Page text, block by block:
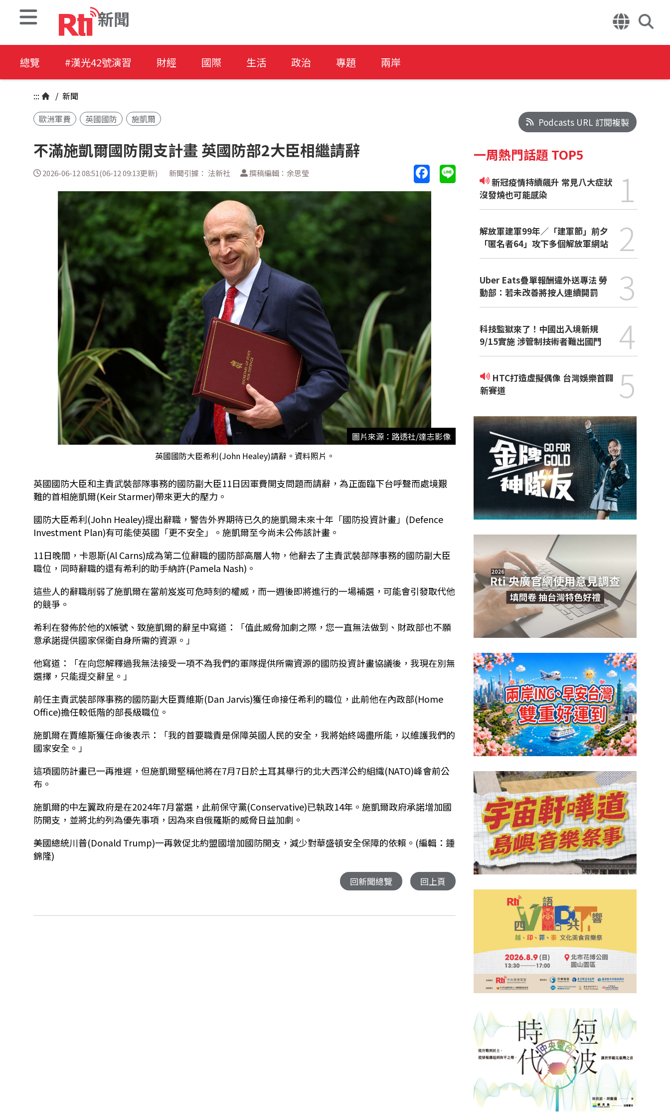
新聞
總覽 #漢光42號演習 財經 國際 生活 政治 專題 兩岸
::: / 新聞
歐洲軍費
英國國防 施凱爾
不滿施凱爾國防開支計畫 英國防部2大臣相繼請辭
2026-06-12 08:51(06-12 09:13更新) 新聞引據： 法新社 撰稿編輯：余思瑩
圖片來源：路透社/達志影像
英國國防大臣希利(John Healey)請辭。資料照片。
英國國防大臣和主責武裝部隊事務的國防副大臣11日因軍費開支問題而請辭，為正面臨下台呼聲而處境艱
難的首相施凱爾(Keir Starmer)帶來更大的壓力。
國防大臣希利(John Healey)提出辭職，警告外界期待已久的施凱爾未來十年「國防投資計畫」(Defence
Investment Plan)有可能使英國「更不安全」。施凱爾至今尚未公佈該計畫。
11日晚間，卡恩斯(Al Carns)成為第二位辭職的國防部高層人物，他辭去了主責武裝部隊事務的國防副大臣
職位，同時辭職的還有希利的助手納許(Pamela Nash)。
這些人的辭職削弱了施凱爾在當前岌岌可危時刻的權威，而一週後即將進行的一場補選，可能會引發取代他
的競爭。
希利在發佈於他的X帳號、致施凱爾的辭呈中寫道：「值此威脅加劇之際，您一直無法做到、財政部也不願
意承諾提供國家保衛自身所需的資源。」
他寫道：「在向您解釋過我無法接受一項不為我們的軍隊提供所需資源的國防投資計畫協議後，我現在別無
選擇，只能提交辭呈。」
前任主責武裝部隊事務的國防副大臣賈維斯(Dan Jarvis)獲任命接任希利的職位，此前他在內政部(Home
Office)擔任較低階的部長級職位。
施凱爾在賈維斯獲任命後表示：「我的首要職責是保障英國人民的安全，我將始終竭盡所能，以維護我們的
國家安全。」
這項國防計畫已一再推遲，但施凱爾堅稱他將在7月7日於土耳其舉行的北大西洋公約組織(NATO)峰會前公
布。
施凱爾的中左翼政府是在2024年7月當選，此前保守黨(Conservative)已執政14年。施凱爾政府承諾增加國
防開支，並將北約列為優先事項，因為來自俄羅斯的威脅日益加劇。
美國總統川普(Donald Trump)一再敦促北約盟國增加國防開支，減少對華盛頓安全保障的依賴。(編輯：鍾
錦隆)
回新聞總覽 回上頁
Podcasts URL 訂閱複製
一周熱門話題 TOP5
新冠疫情持續飆升 常見八大症狀
沒發燒也可能感染
1
解放軍建軍99年／「建軍節」前夕
「匿名者64」攻下多個解放軍網站
2
Uber Eats疊單報酬違外送專法 勞
動部：若未改善將按人連續開罰
3
科技監獄來了！中國出入境新規
9/15實施 涉管制技術者難出國門
4
新賽道
5